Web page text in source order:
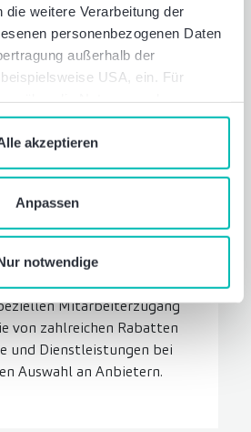
die weitere Verarbeitung der
personenbezogenen Daten
außerhalb der
USA, ein. Für
klicken Sie auf „Details“. Mit
verbieten“ lehnen Sie die
Cookies ab. Sie
, wenn Sie unsere Webseite
akzeptieren
Anpassen
notwendige
Sie sich auf exklusive
und Sonderkonditionen:
Mitarbeiterzugang
von zahlreichen Rabatten
und Dienstleistungen bei
Auswahl an Anbietern.